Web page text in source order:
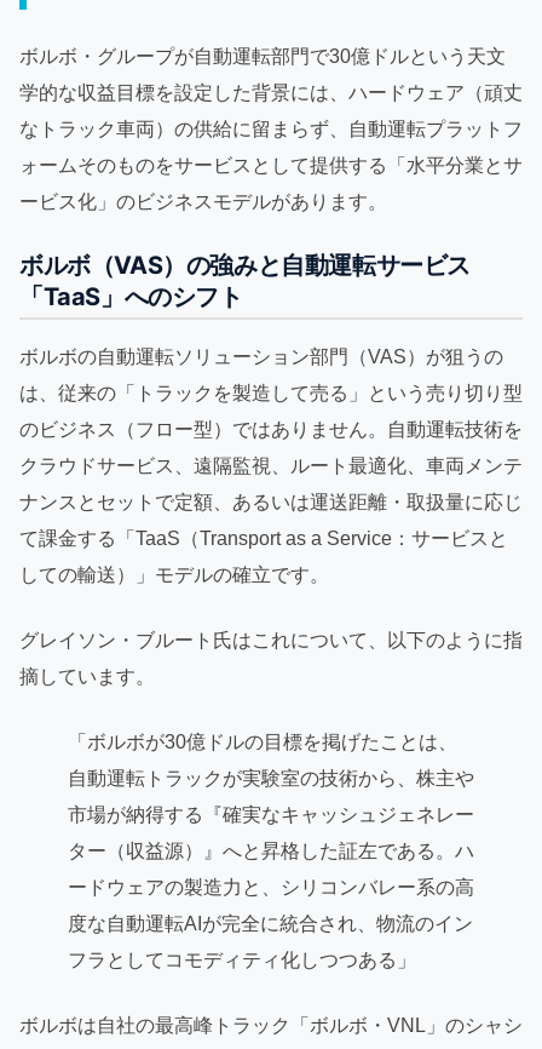
ボルボ・グループが自動運転部門で30億ドルという天文
学的な収益目標を設定した背景には、ハードウェア（頑丈
なトラック車両）の供給に留まらず、自動運転プラットフ
ォームそのものをサービスとして提供する「水平分業とサ
ービス化」のビジネスモデルがあります。
ボルボ（VAS）の強みと自動運転サービス
「TaaS」へのシフト
ボルボの自動運転ソリューション部門（VAS）が狙うの
は、従来の「トラックを製造して売る」という売り切り型
のビジネス（フロー型）ではありません。自動運転技術を
クラウドサービス、遠隔監視、ルート最適化、車両メンテ
ナンスとセットで定額、あるいは運送距離・取扱量に応じ
て課金する「TaaS（Transport as a Service：サービスと
しての輸送）」モデルの確立です。
グレイソン・ブルート氏はこれについて、以下のように指
摘しています。
「ボルボが30億ドルの目標を掲げたことは、
自動運転トラックが実験室の技術から、株主や
市場が納得する『確実なキャッシュジェネレー
ター（収益源）』へと昇格した証左である。ハ
ードウェアの製造力と、シリコンバレー系の高
度な自動運転AIが完全に統合され、物流のイン
フラとしてコモディティ化しつつある」
ボルボは自社の最高峰トラック「ボルボ・VNL」のシャシ